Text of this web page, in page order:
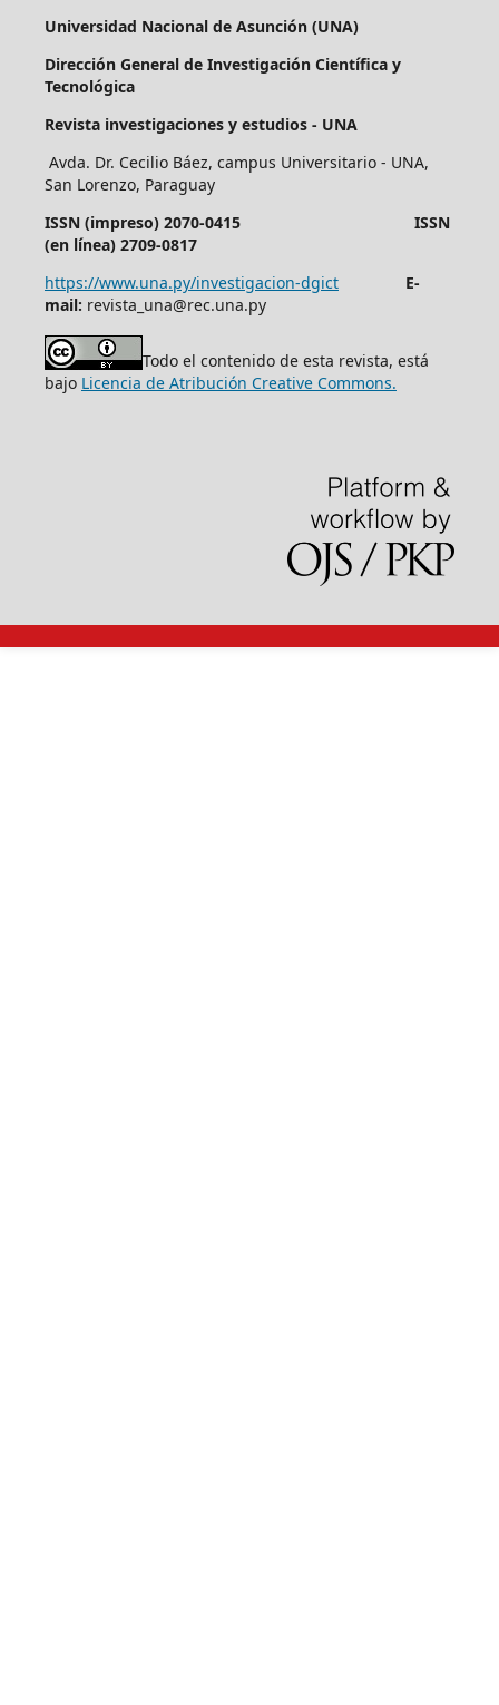
Universidad Nacional de Asunción (UNA)
Dirección General de Investigación Científica y
Tecnológica
Revista investigaciones y estudios - UNA
Avda. Dr. Cecilio Báez, campus Universitario - UNA,
San Lorenzo, Paraguay
ISSN (impreso) 2070-0415 ISSN
(en línea) 2709-0817
https://www.una.py/investigacion-dgict
E-
mail: revista_una@rec.una.py
Todo el contenido de esta revista, está
bajo Licencia de Atribución Creative Commons.